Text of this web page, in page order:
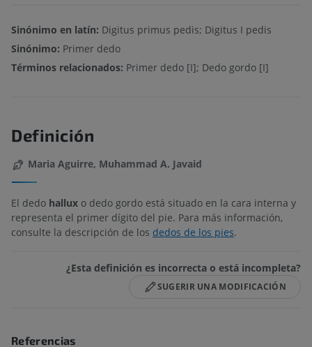
Sinónimo en latín: Digitus primus pedis; Digitus I pedis
Sinónimo: Primer dedo
Términos relacionados: Primer dedo [I]; Dedo gordo [I]
Definición
Maria Aguirre, Muhammad A. Javaid
El dedo hallux o dedo gordo está situado en la cara interna y
representa el primer dígito del pie. Para más información,
consulte la descripción de los dedos de los pies.
¿Esta definición es incorrecta o está incompleta?
SUGERIR UNA MODIFICACIÓN
Referencias